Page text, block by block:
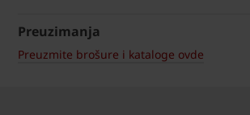
Preuzimanja
Preuzmite brošure i kataloge ovde